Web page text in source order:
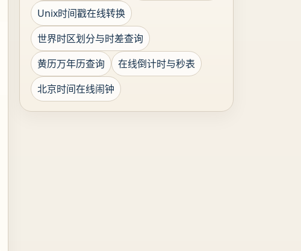
Unix时间戳在线转换
世界时区划分与时差查询
黄历万年历查询
在线倒计时与秒表
北京时间在线闹钟